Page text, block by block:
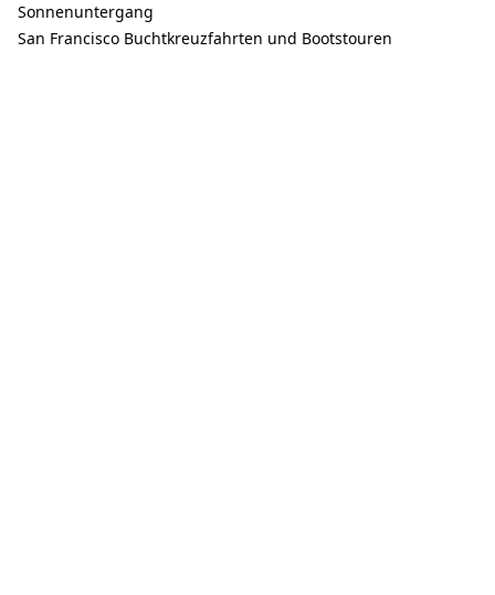
Sonnenuntergang
San Francisco Buchtkreuzfahrten und Bootstouren